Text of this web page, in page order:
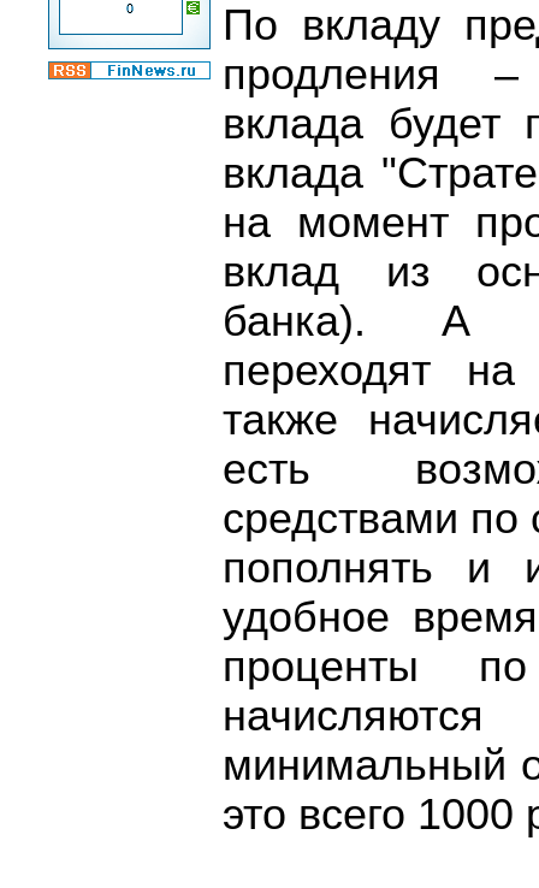
По вкладу
продления –
вклада будет
вклада
на момент
вклад из
банка). А
переходят на
также
есть
средствами
пополнять и
удобное
проценты по
минимальный
это всего 1000